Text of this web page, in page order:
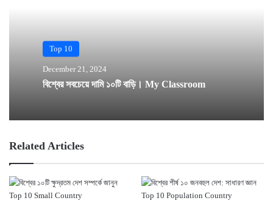
Top 10
December 21, 2024
বিশ্বের সবচেয়ে দামি ১০টি বাড়ি। My Classroom
Related Articles